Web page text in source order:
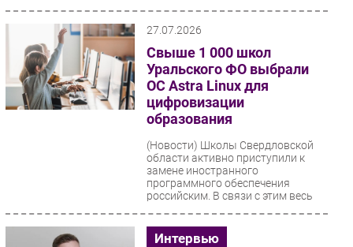
27.07.2026
Свыше 1 000 школ
Уральского ФО выбрали
ОС Astra Linux для
цифровизации
образования
(Новости) Школы Свердловской
области активно приступили к
замене иностранного
программного обеспечения
российским. В связи с этим весь
Интервью